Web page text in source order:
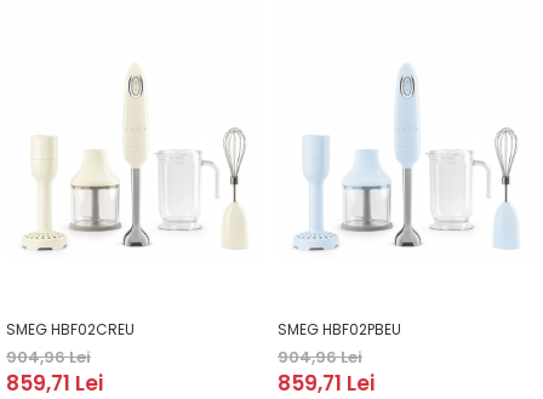
SMEG HBF02CREU
904,96 Lei
859,71 Lei
SMEG HBF02PBEU
904,96 Lei
859,71 Lei